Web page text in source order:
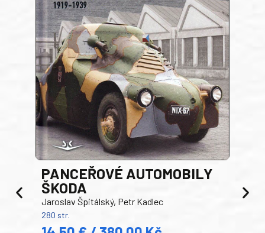
PANCEŘOVÉ AUTOMOBILY
ŠKODA
Jaroslav Špitálský, Petr Kadlec
280 str.